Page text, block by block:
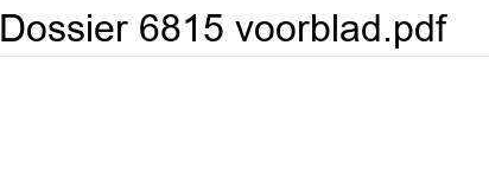
Dossier 6815 voorblad.pdf